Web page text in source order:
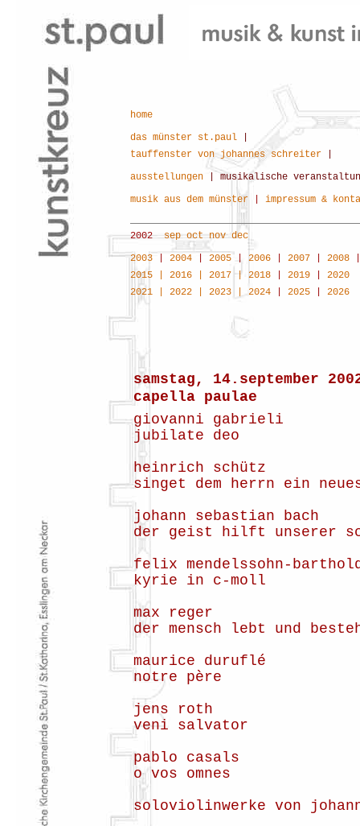
home
das münster st.paul
tauffenster von johannes schreiter
ausstellungen | musikalische
musik aus dem münster
impressum &
2002sep oct nov dec
2003
2004 2005 | 2006 2007 2008
2015 |
2016 2017 | 2018 2019
2020
2021
2022 2023 2024 2025 2026
samstag, 14.september
capella paulae
giovanni gabrieli
jubilate deo
heinrich schütz
singet dem herrn ein
johann sebastian bach
der geist hilft unserer
felix mendelssohn-
kyrie in c-moll
max reger
der mensch lebt und
maurice duruflé
notre père
jens roth
veni salvator
pablo casals
o vos omnes
soloviolinwerke von